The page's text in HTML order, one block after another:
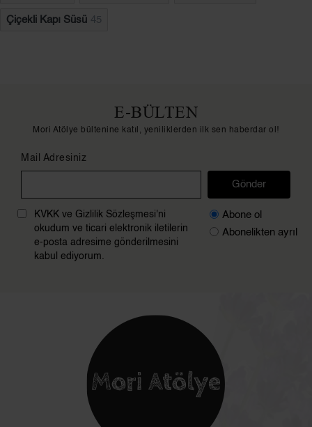
Çiçekli Kapı Süsü 45
E-BÜLTEN
Mori Atölye bültenine katıl, yeniliklerden ilk sen haberdar ol!
Mail Adresiniz
Gönder
KVKK ve Gizlilik Sözleşmesi'ni
okudum ve ticari elektronik iletilerin
e-posta adresime gönderilmesini
kabul ediyorum.
Abone ol
Abonelikten ayrıl